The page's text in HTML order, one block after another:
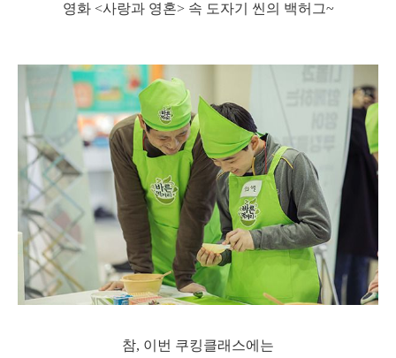
영화 <사랑과 영혼>속 도자기 씬의 백허그~
참, 이번 쿠킹클래스에는